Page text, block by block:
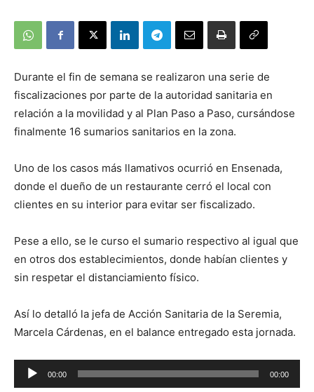
Durante el fin de semana se realizaron una serie de
fiscalizaciones por parte de la autoridad sanitaria en
relación a la movilidad y al Plan Paso a Paso, cursándose
finalmente 16 sumarios sanitarios en la zona.
Uno de los casos más llamativos ocurrió en Ensenada,
donde el dueño de un restaurante cerró el local con
clientes en su interior para evitar ser fiscalizado.
Pese a ello, se le curso el sumario respectivo al igual que
en otros dos establecimientos, donde habían clientes y
sin respetar el distanciamiento físico.
Así lo detalló la jefa de Acción Sanitaria de la Seremia,
Marcela Cárdenas, en el balance entregado esta jornada.
Reproductor
de
00:00 00:00